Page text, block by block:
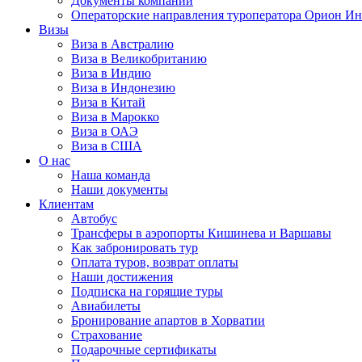
Операторские направления туроператора Орион
Визы
Виза в Австралию
Виза в Великобританию
Виза в Индию
Виза в Индонезию
Виза в Китай
Виза в Марокко
Виза в ОАЭ
Виза в США
О нас
Наша команда
Наши документы
Клиентам
Автобус
Трансферы в аэропорты Кишинева и Варшавы
Как забронировать тур
Оплата туров, возврат оплаты
Наши достижения
Подписка на горящие туры
Авиабилеты
Бронирование апартов в Хорватии
Страхование
Подарочные сертификаты